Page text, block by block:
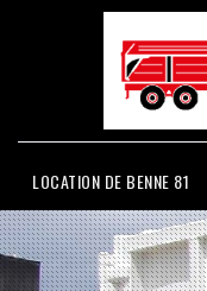
LOCATION DE BENNE 81